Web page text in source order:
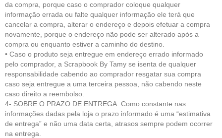
da compra, porque caso o comprador coloque qualquer
informação errada ou falte qualquer informação ele terá que
cancelar a compra, alterar o endereço e depois efetuar a compra
novamente, porque o endereço não pode ser alterado após a
compra ou enquanto estiver a caminho do destino.
• Caso o produto seja entregue em endereço errado informado
pelo comprador, a Scrapbook By Tamy se isenta de qualquer
responsabilidade cabendo ao comprador resgatar sua compra
caso seja entregue a uma terceira pessoa, não cabendo neste
caso direito a reembolso.
4- SOBRE O PRAZO DE ENTREGA: Como constante nas
informações dadas pela loja o prazo informado é uma “estimativa
de entrega” e não uma data certa, atrasos sempre podem ocorrer
na entrega.